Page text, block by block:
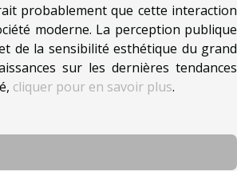
probablement que cette interaction
moderne. La perception publique
de la sensibilité esthétique du grand
sur les dernières tendances
cliquer pour en savoir plus.